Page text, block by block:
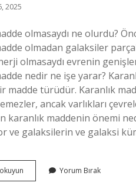
2025
olmasaydı ne olurdu?
olmadan galaksiler
olmasaydı evrenin
nedir ne işe yarar?
madde türüdür. Karanlık
ancak varlıkları
karanlık maddenin önemi
ve galaksilerin ve galaksi
Evrende
Karanlık
Yorum Bırak